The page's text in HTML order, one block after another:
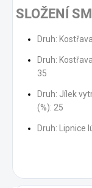
SLOŽENÍ
Druh:
Druh:
35
Druh: Jílek
(%): 25
Druh: Lipnice